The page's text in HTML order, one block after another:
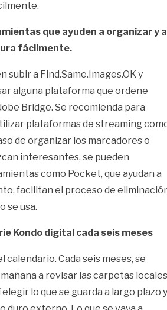
que ayuden a organizar y a
fácilmente.
subir a Find.Same.Images.OK y
alguna plataforma que ordene
Bridge. Se recomienda para
plataformas de streaming
de organizar los marcadores o
interesantes, se pueden
como Pocket, que ayudan a
facilitan el proceso de
se usa.
Kondo digital cada seis meses
calendario. Cada seis meses, se
a revisar las carpetas locales
lo que se guarda a largo plazo y